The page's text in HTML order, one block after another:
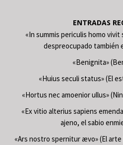
ENTRADAS
«In summis periculis homo vivit
despreocupado también
«Benignita»
«Huius seculi status» (El
«Hortus nec amoenior ullus»
«Ex vitio alterius sapiens
ajeno, el sabio
«Ars nostro spernitur ævo» (El